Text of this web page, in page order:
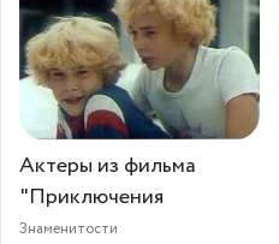
Актеры из фильма
"Приключения
Знаменитости